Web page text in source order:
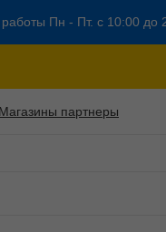
Пн - Пт. с 10:00 до
Магазины партнеры